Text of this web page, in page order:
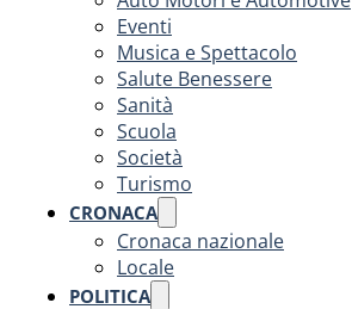
Eventi
Musica e Spettacolo
Salute Benessere
Sanità
Scuola
Società
Turismo
CRONACA
Cronaca nazionale
Locale
POLITICA